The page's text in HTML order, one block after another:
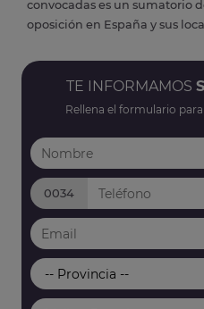
convocadas es un sumatorio
oposición en España y sus
TE INFORMAMOS
Rellena el formulario
0034